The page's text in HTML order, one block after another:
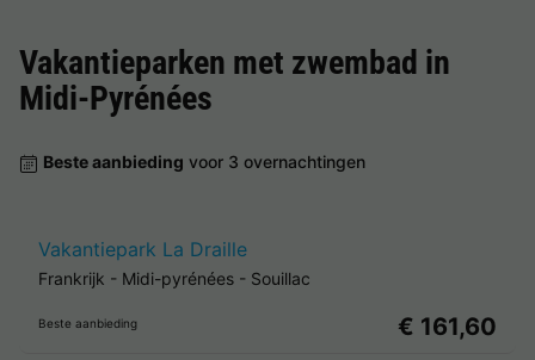
Vakantieparken met zwembad in
Midi-Pyrénées
Beste aanbieding voor 3 overnachtingen
Vakantiepark La Draille
Frankrijk - Midi-pyrénées - Souillac
Beste aanbieding € 161,60